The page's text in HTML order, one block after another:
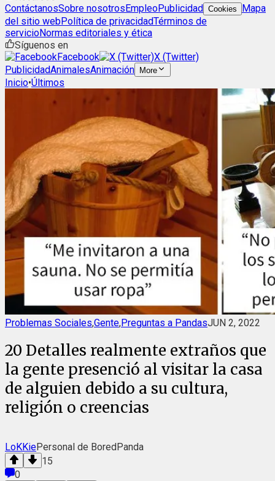
ContáctanosSobre nosotrosEmpleoPublicidad Cookies
Mapa
del sitio webPolítica de privacidadTérminos de
servicioNormas editoriales y ética
Síguenos en
Facebook
X (Twitter)
PublicidadAnimalesAnimación More
Inicio•Últimos
Problemas Sociales,Gente,Preguntas a PandasJUN 2, 2022
20 Detalles realmente extraños que
la gente presenció al visitar la casa
de alguien debido a su cultura,
religión o creencias
LoKKiePersonal de BoredPanda
15
0